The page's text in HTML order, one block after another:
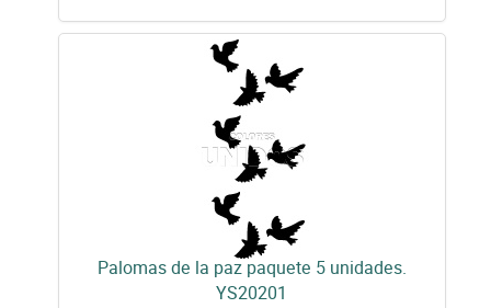
Palomas de la paz paquete 5 unidades.
YS20201